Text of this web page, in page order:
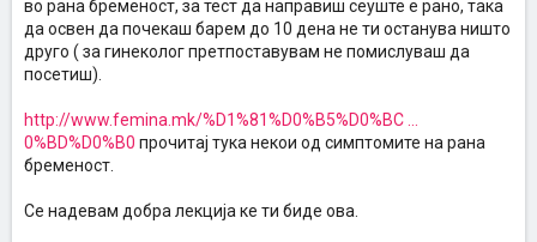
во рана бременост, за тест да направиш сеуште е рано, така
да освен да почекаш барем до 10 дена не ти останува ништо
друго ( за гинеколог претпоставувам не помислуваш да
посетиш).
http://www.femina.mk/%D1%81%D0%B5%D0%BC ...
0%BD%D0%B0 прочитај тука некои од симптомите на рана
бременост.
Се надевам добра лекција ке ти биде ова.